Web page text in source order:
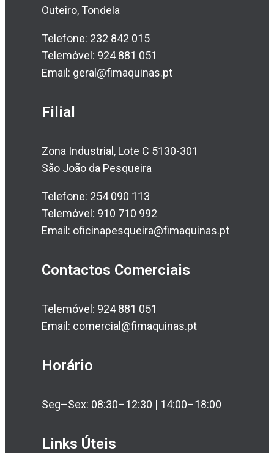
Outeiro, Tondela
Telefone: 232 842 015
Telemóvel: 924 881 051
Email: geral@fimaquinas.pt
Filial
Zona Industrial, Lote C 5130-301
São João da Pesqueira
Telefone: 254 090 113
Telemóvel: 910 710 992
Email: oficinapesqueira@fimaquinas.pt
Contactos Comerciais
Telemóvel: 924 881 051
Email: comercial@fimaquinas.pt
Horário
Seg–Sex: 08:30–12:30 | 14:00–18:00
Links Úteis